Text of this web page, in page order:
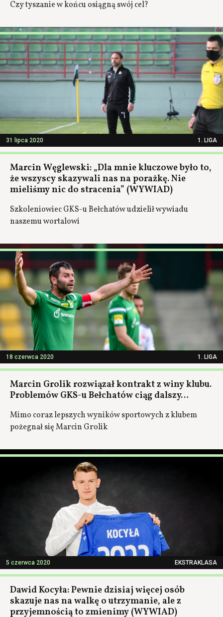
Czy tyszanie w końcu osiągną swój cel?
31 lipca 2020 1. LIGA
Marcin Węglewski: „Dla mnie kluczowe było to,
że wszyscy skazywali nas na porażkę. Nie
mieliśmy nic do stracenia” (WYWIAD)
Szkoleniowiec GKS-u Bełchatów udzielił wywiadu
naszemu wortalowi
18 czerwca 2020 1. LIGA
Marcin Grolik rozwiązał kontrakt z winy klubu.
Problemów GKS-u Bełchatów ciąg dalszy…
Mimo coraz lepszych wyników sportowych z klubem
pożegnał się Marcin Grolik
5 czerwca 2020 EKSTRAKLASA
Dawid Kocyła: Pewnie dzisiaj więcej osób
skazuje nas na walkę o utrzymanie, ale z
przyjemnością to zmienimy (WYWIAD)